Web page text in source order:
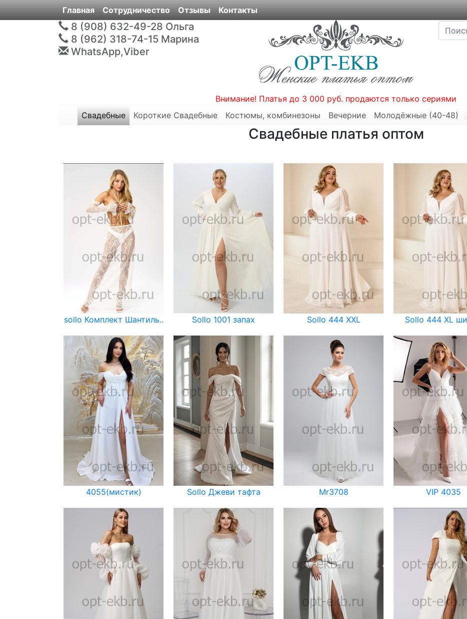
Главная Сотрудничество Отзывы Контакты
8 (908) 632-49-28 Ольга
8 (962) 318-74-15 Марина
WhatsApp,Viber
Внимание! Платья до 3 000 руб. продаются только сериями
Свадебные
Короткие Свадебные Костюмы, комбинезоны Вечерние Молодёжные (40-48)
Свадебные платья оптом
sollo Комплект Шантиль.. Sollo 1001 запах Sollo 444 XXL Sollo 444 XL
4055(мистик) Sollo Джеви тафта Mr3708 VIP 4035